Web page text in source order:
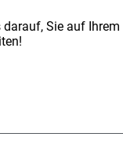
Sie auf Ihrem